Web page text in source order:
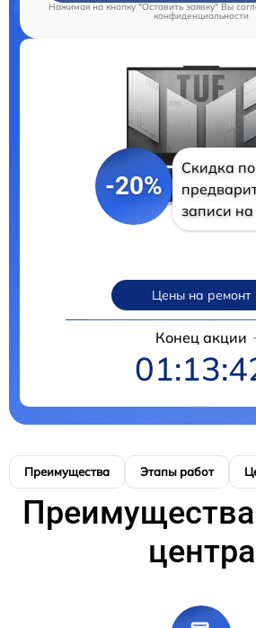
Нажимая на кнопку "Оставить заявку" Вы
конфиденциальности
-20%
Скидка по
записи на
Цены на ремонт
Конец акции
Преимущества Этапы работ
центра